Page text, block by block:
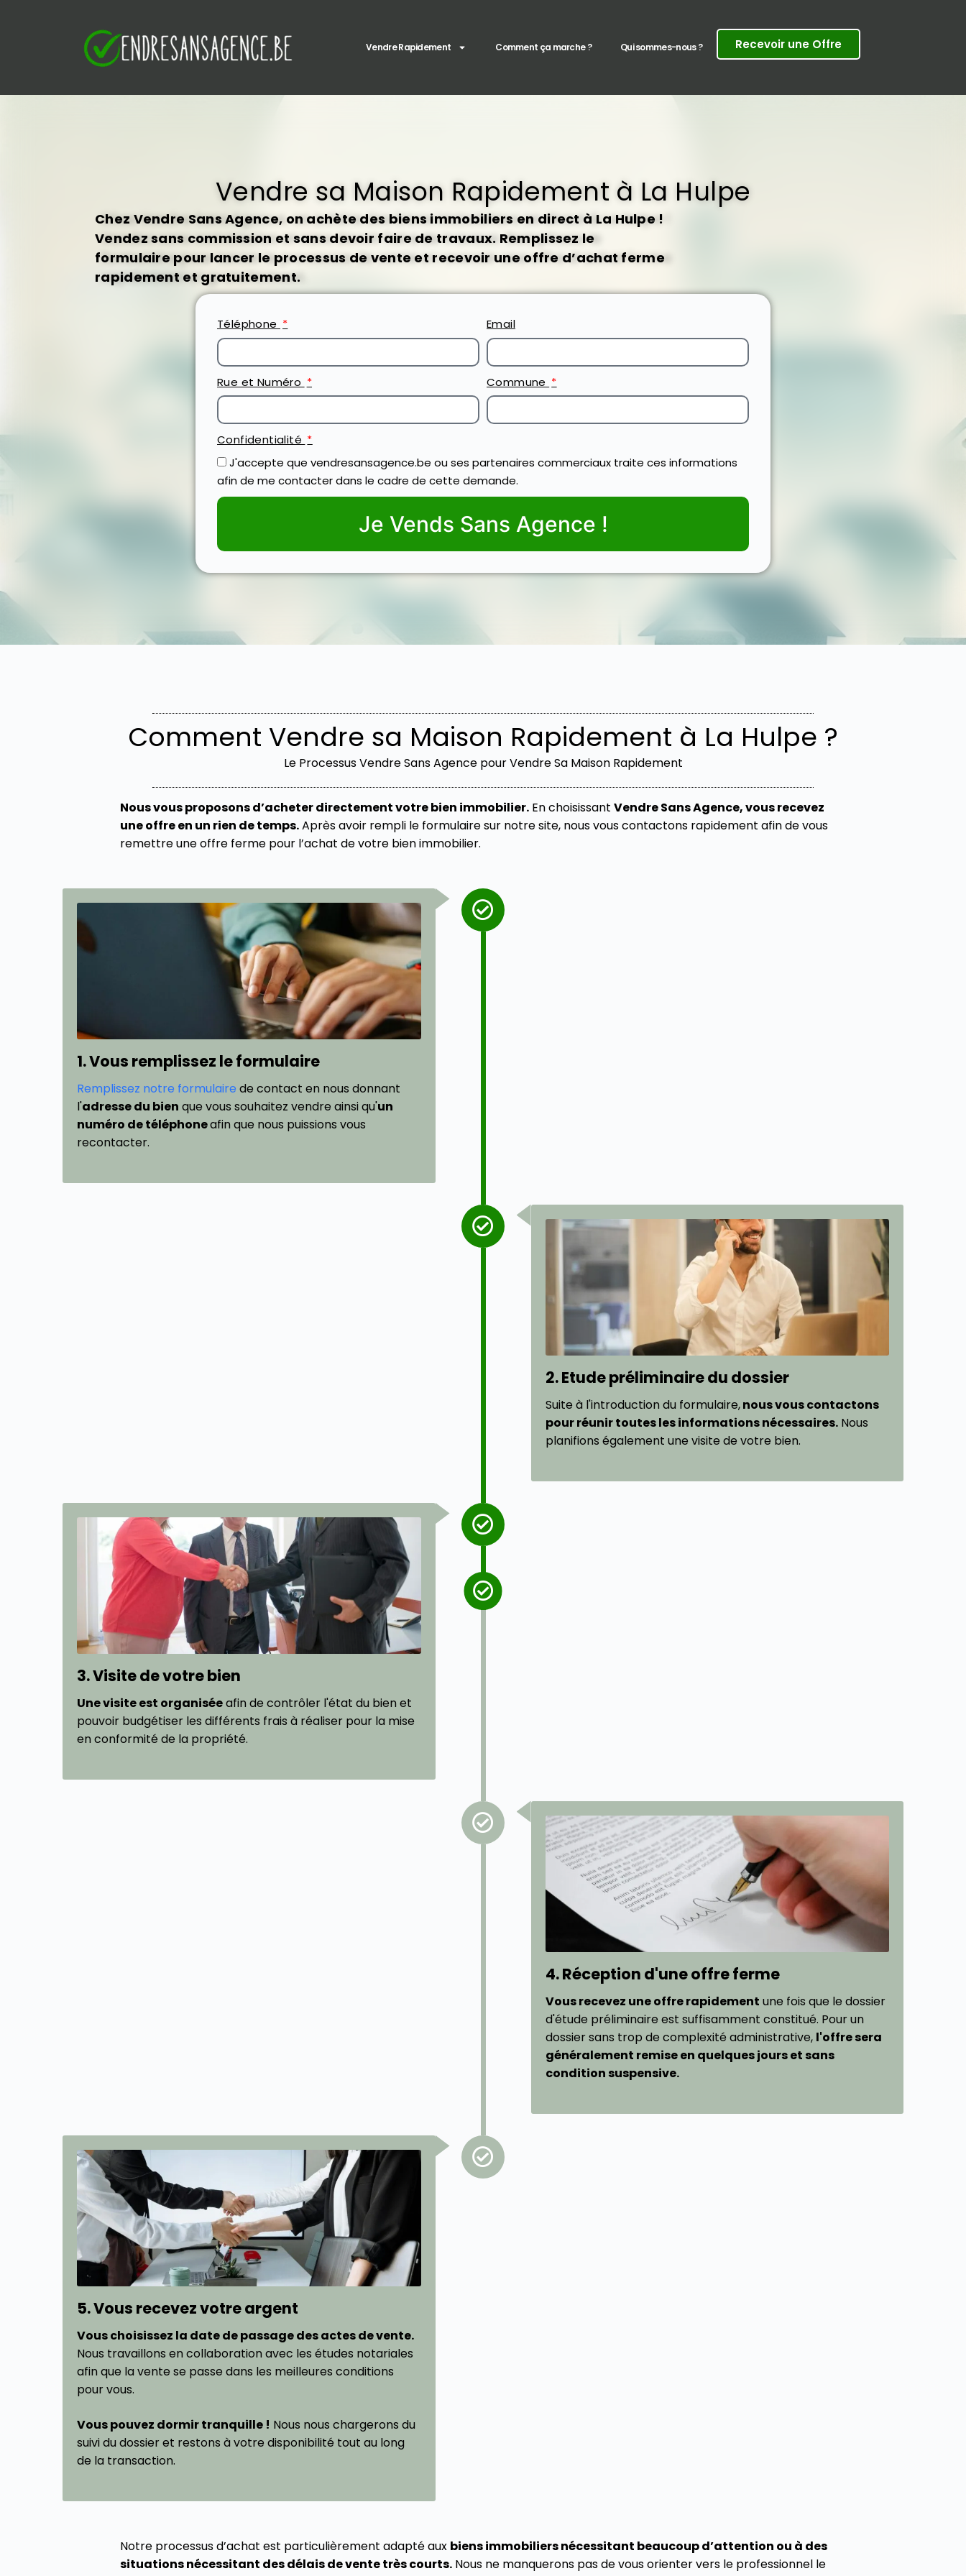
Vendre Rapidement Comment ça marche ? Qui sommes-nous ? Recevoir une Offre
Vendre sa Maison Rapidement à La Hulpe
Chez Vendre Sans Agence, on achète des biens immobiliers en direct à La Hulpe !
Vendez sans commission et sans devoir faire de travaux. Remplissez le
formulaire pour lancer le processus de vente et recevoir une offre d’achat ferme
rapidement et gratuitement.
Téléphone Email
Rue et Numéro Commune
Confidentialité
J'accepte que vendresansagence.be ou ses partenaires commerciaux traite ces informations
afin de me contacter dans le cadre de cette demande.
Je Vends Sans Agence !
Comment Vendre sa Maison Rapidement à La Hulpe ?
Le Processus Vendre Sans Agence pour Vendre Sa Maison Rapidement
Nous vous proposons d’acheter directement votre bien immobilier. En choisissantVendre Sans Agence, vous recevez
une offre en un rien de temps.Après avoir rempli le formulaire sur notre site, nous vous contactons rapidement afin de vous
remettre une offre ferme pour l’achat de votre bien immobilier.
1. Vous remplissez le formulaire
Remplissez notre formulaire de contact en nous donnant
l'adresse du bien que vous souhaitez vendre ainsi qu'un
numéro de téléphoneafin que nous puissions vous
recontacter.
2. Etude préliminaire du dossier
Suite à l'introduction du formulaire,nous vous contactons
pour réunir toutes les informations nécessaires.Nous
planifions également une visite de votre bien.
3. Visite de votre bien
Une visite est organiséeafin de contrôler l'état du bien et
pouvoir budgétiser les différents frais à réaliser pour la mise
en conformité de la propriété.
4. Réception d'une offre ferme
Vous recevez une offre rapidement une fois que le dossier
d'étude préliminaire est suffisamment constitué. Pour un
dossier sans trop de complexité administrative, l'offre sera
généralement remise en quelques jours et sans
condition suspensive.
5. Vous recevez votre argent
Vous choisissez la date de passage des actes de vente.
Nous travaillons en collaboration avec les études notariales
afin que la vente se passe dans les meilleures conditions
pour vous.
Vous pouvez dormir tranquille ! Nous nous chargerons du
suivi du dossier et restons à votre disponibilité tout au long
de la transaction.
Notre processus d’achat est particulièrement adapté aux biens immobiliers nécessitant beaucoup d’attention ou à des
situations nécessitant des délais de vente très courts. Nous ne manquerons pas de vous orienter vers le professionnel le